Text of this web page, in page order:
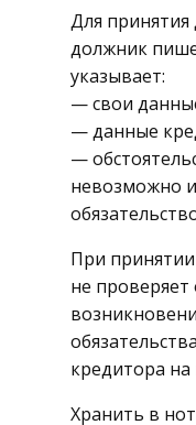
Для принятия
должник
указывает:
— свои
— данные
—
невозможно
При
не проверяет
кредитора на
Хранить в